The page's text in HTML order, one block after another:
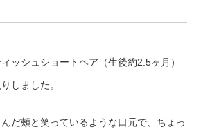
ッシュショートヘア（生後約2.5ヶ月）
しました。
だ頰と笑っているような口元で、ちょっ